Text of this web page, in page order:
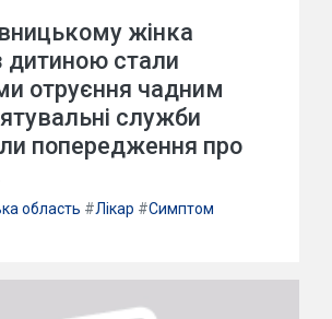
жінка
дитиною стали
отруєння чадним
служби
попередження про
область #Лікар #Симптом